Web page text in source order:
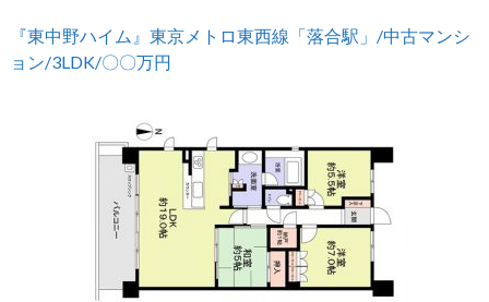
『東中野ハイム』東京メトロ東西線「落合駅」/中古マンシ
ョン/3LDK/〇〇万円